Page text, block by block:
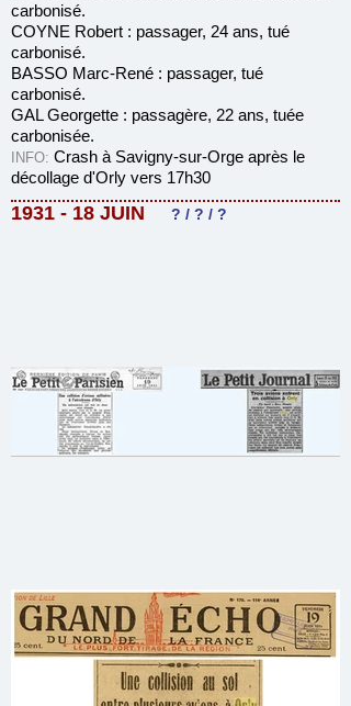
carbonisé.
COYNE Robert : passager, 24 ans, tué
carbonisé.
BASSO Marc-René : passager, tué
carbonisé.
GAL Georgette : passagère, 22 ans, tuée
carbonisée.
INFO: Crash à Savigny-sur-Orge après le
décollage d'Orly vers 17h30
1931 - 18 JUIN ? / ? / ?